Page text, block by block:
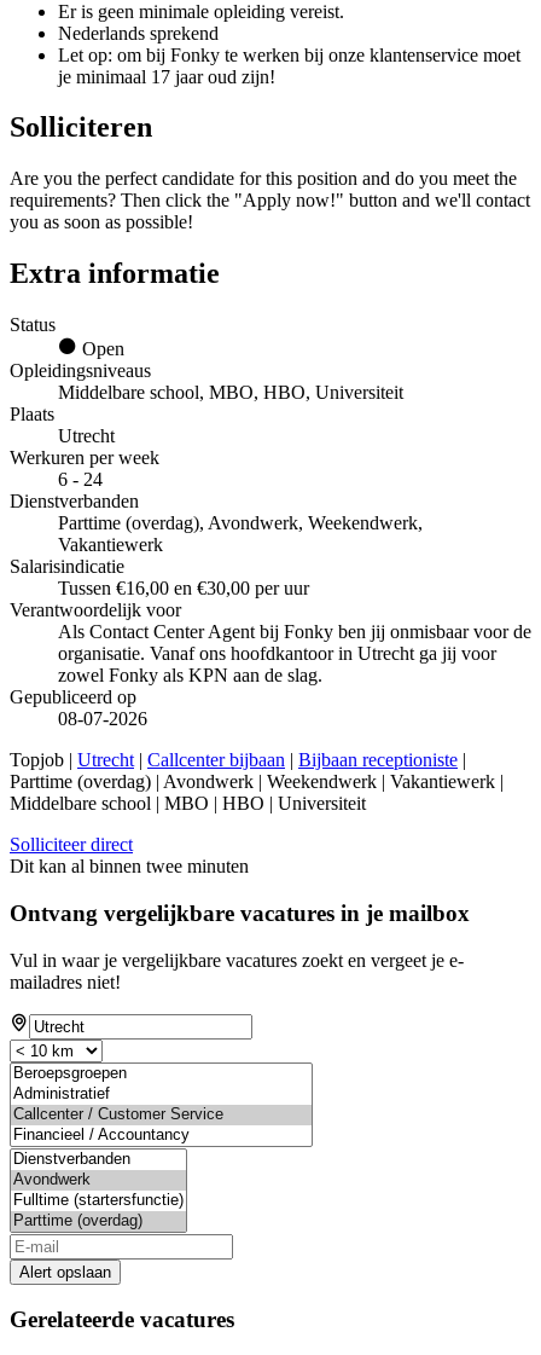
Er is geen minimale opleiding vereist.
Nederlands sprekend
Let op: om bij Fonky te werken bij onze klantenservice moet
je minimaal 17 jaar oud zijn!
Solliciteren
Are you the perfect candidate for this position and do you meet the
requirements? Then click the "Apply now!" button and we'll contact
you as soon as possible!
Extra informatie
Status
Open
Opleidingsniveaus
Middelbare school, MBO, HBO, Universiteit
Plaats
Utrecht
Werkuren per week
6 - 24
Dienstverbanden
Parttime (overdag), Avondwerk, Weekendwerk,
Vakantiewerk
Salarisindicatie
Tussen €16,00 en €30,00 per uur
Verantwoordelijk voor
Als Contact Center Agent bij Fonky ben jij onmisbaar voor de
organisatie. Vanaf ons hoofdkantoor in Utrecht ga jij voor
zowel Fonky als KPN aan de slag.
Gepubliceerd op
08-07-2026
Topjob | Utrecht | Callcenter bijbaan | Bijbaan receptioniste |
Parttime (overdag) | Avondwerk | Weekendwerk | Vakantiewerk |
Middelbare school | MBO | HBO | Universiteit
Solliciteer direct
Dit kan al binnen twee minuten
Ontvang vergelijkbare vacatures in je mailbox
Vul in waar je vergelijkbare vacatures zoekt en vergeet je e-
mailadres niet!
Alert opslaan
Gerelateerde vacatures